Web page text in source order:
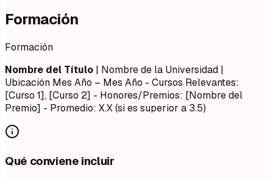
Formación
Formación
Nombre del Título | Nombre de la Universidad |
Ubicación Mes Año – Mes Año - Cursos Relevantes:
[Curso 1], [Curso 2] - Honores/Premios: [Nombre del
Premio] - Promedio: X.X (si es superior a 3.5)
Qué conviene incluir